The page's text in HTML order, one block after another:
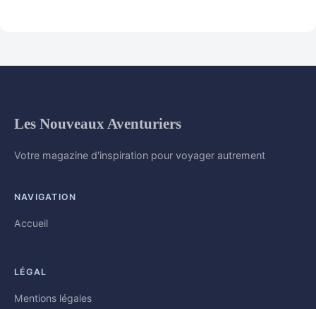
Les Nouveaux Aventuriers
Votre magazine d'inspiration pour voyager autrement
NAVIGATION
Accueil
LÉGAL
Mentions légales